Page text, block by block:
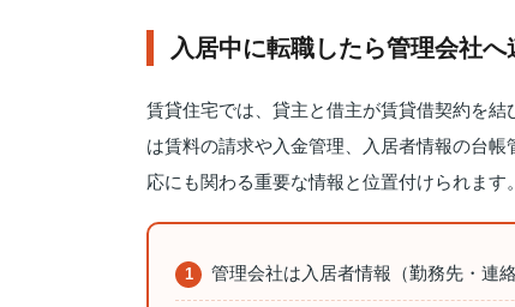
入居中に転職したら管理会社へ
賃貸住宅では、貸主と借主が賃貸借契約を
は賃料の請求や入金管理、入居者情報の台帳
応にも関わる重要な情報と位置付けられます。
1 管理会社は入居者情報（勤務先・連